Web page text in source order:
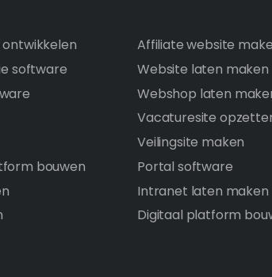
software
bouwen
Affiliate website
Website laten maken
Webshop laten
Vacaturesite
Veilingsite maken
Portal software
Intranet laten maken
Digitaal platform